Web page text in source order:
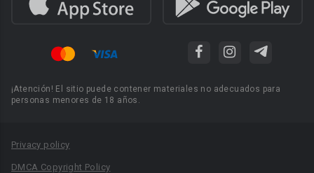
¡Atención! El sitio puede contener materiales no adecuados para
personas menores de 18 años.
Privacy policy
DMCA Copyright Policy